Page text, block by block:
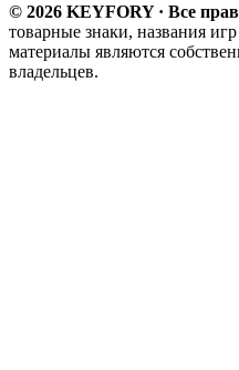
© 2026 KEYFORY · Все
товарные знаки, названия
материалы являются
владельцев.